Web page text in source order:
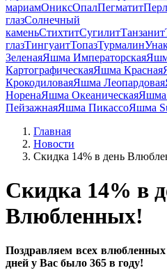
мариамОниксОпалПегматит
глазСолнечный
каменьСтихтитСугилитТанзанит
глазТингуаитТопазТурмалин
ЗеленаяЯшма Императорская
КартографическаяЯшма Красная
КрокодиловаяЯшма Леопардовая
НоренаЯшма ОкеаническаяЯшма
ПейзажнаяЯшма ПикассоЯшма
Главная
Новости
Скидка 14% в день
Скидка 14% в
Влюбленных!
Поздравляем всех
дней у Вас было 365 в году!